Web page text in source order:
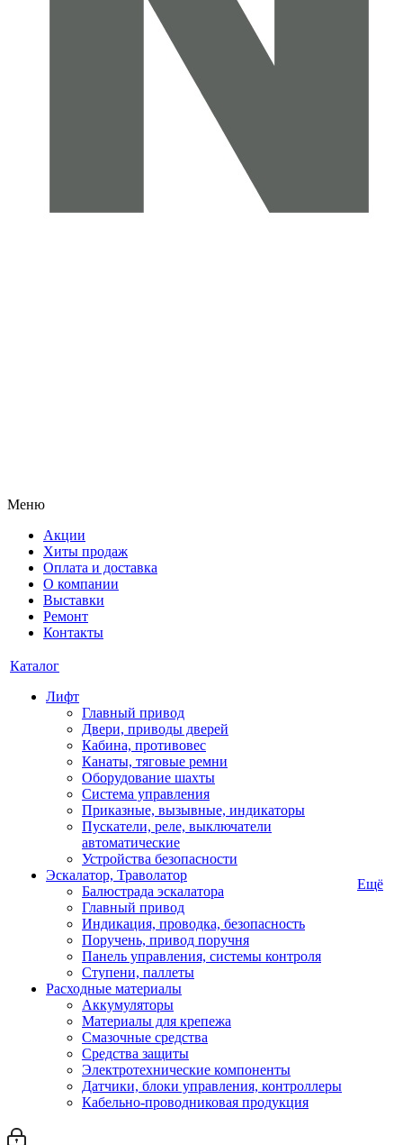
Меню
Акции
Хиты продаж
Оплата и доставка
О компании
Выставки
Ремонт
Контакты
Каталог
Лифт
Главный привод
Двери, приводы дверей
Кабина, противовес
Канаты, тяговые ремни
Оборудование шахты
Система управления
Приказные, вызывные, индикаторы
Пускатели, реле, выключатели
автоматические
Устройства безопасности
Эскалатор, Траволатор
Балюстрада эскалатора
Главный привод
Индикация, проводка, безопасность
Поручень, привод поручня
Панель управления, системы контроля
Ступени, паллеты
Расходные материалы
Аккумуляторы
Материалы для крепежа
Смазочные средства
Средства защиты
Электротехнические компоненты
Датчики, блоки управления, контроллеры
Кабельно-проводниковая продукция
Ещё